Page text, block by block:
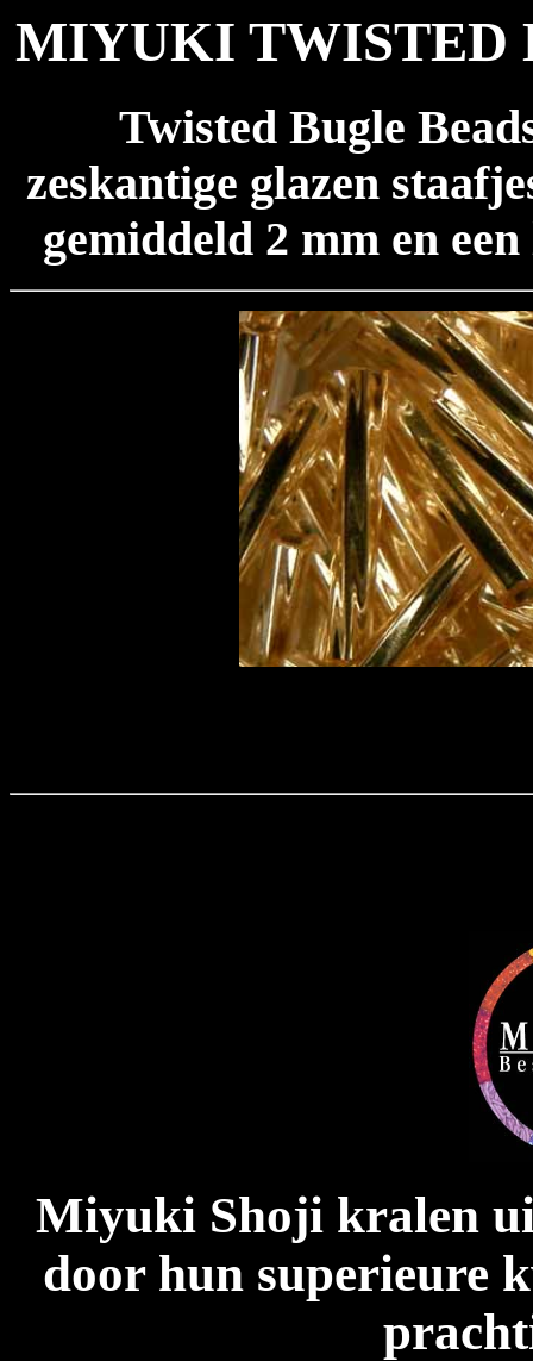
MIYUKI TWISTED
Twisted Bugle
zeskantige glazen
gemiddeld 2 mm en
Miyuki Shoji kralen
door hun superieure